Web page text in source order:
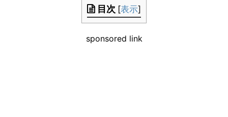
目次 [表示]
sponsored link